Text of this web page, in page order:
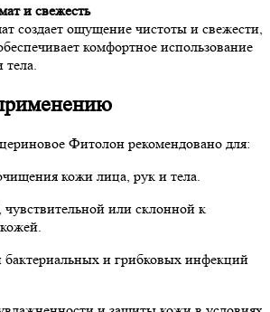
и свежесть
создает ощущение чистоты и свежести,
комфортное использование
Фитолон рекомендовано для:
кожи лица, рук и тела.
чувствительной или склонной к
и грибковых инфекций